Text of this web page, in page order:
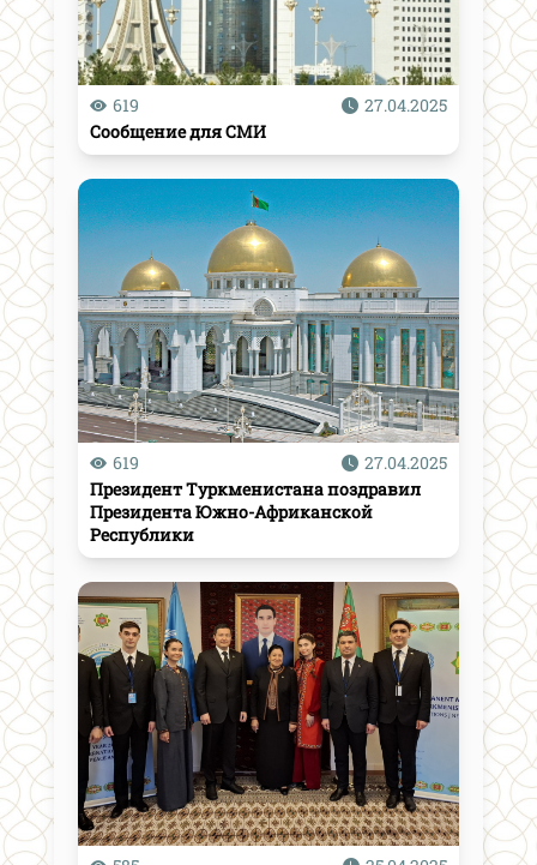
619
27.04.2025
Сообщение для СМИ
619
27.04.2025
Президент Туркменистана поздравил
Президента Южно-Африканской
Республики